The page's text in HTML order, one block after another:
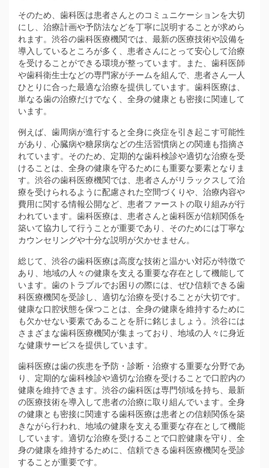
そのため、歯科医は患者さんとのコミュニケーションを大切
にし、治療計画や予防法などを丁寧に説明することが求めら
れます。渋谷の歯科医療機関では、最新の医療技術や設備を
導入しているところが多く、患者さんにとって安心して治療
を受けることができる環境が整っています。また、歯科医師
や歯科衛生士などの専門家がチームを組んで、患者さん一人
ひとりに合った最適な治療を提供しています。歯科医療は、
単なる歯の治療だけでなく、全身の健康とも密接に関連して
います。
例えば、歯周病が進行すると全身に炎症を引き起こす可能性
があり、心臓病や糖尿病などの生活習慣病との関連も指摘さ
れています。そのため、定期的な歯科検診や適切な治療を受
けることは、全身の健康を守るためにも重要な要素となりま
す。渋谷の歯科医療機関では、患者さんがリラックスして治
療を受けられるように配慮された空間づくりや、治療内容や
費用に関する情報公開など、患者ファーストの取り組みが行
われています。歯科医療は、患者さんと歯科医が信頼関係を
築いて協力して行うことが重要であり、そのためには丁寧な
カウンセリングや十分な説明が欠かせません。
総じて、渋谷の歯科医療は高度な技術と温かい対応が特徴で
あり、地域の人々の健康を支える重要な存在として機能して
います。歯のトラブルでお困りの際には、ぜひ信頼できる歯
科医療機関を受診し、適切な治療を受けることが大切です。
健康な口腔状態を保つことは、全身の健康を維持するために
も欠かせない要素であることを肝に銘じましょう。渋谷には
さまざまな歯科医療機関が集まっており、地域の人々に身近
な健康サービスを提供しています。
歯科医療は歯の疾患を予防・診断・治療する重要な分野であ
り、定期的な歯科検診や適切な治療を受けることで口腔内の
健康を維持できます。渋谷の歯科医は専門領域を持ち、最新
の医療技術を導入して患者の治療に取り組んでいます。全身
の健康とも密接に関連する歯科医療は患者との信頼関係を築
きながら行われ、地域の健康を支える重要な存在として機能
しています。適切な治療を受けることで口腔健康を守り、全
身の健康を維持するために、信頼できる歯科医療機関を受診
することが重要です。